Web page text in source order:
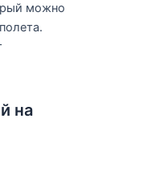
можно
на